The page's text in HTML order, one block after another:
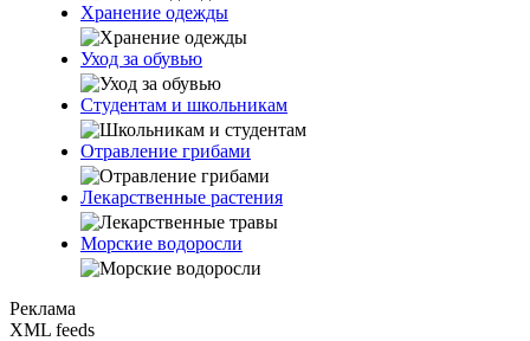
Хранение одежды
Уход за обувью
Студентам и школьникам
Отравление грибами
Лекарственные растения
Морские водоросли
Реклама
XML feeds